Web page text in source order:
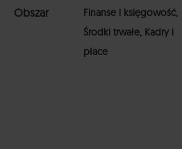
Obszar
Finanse i księgowość,
Środki trwałe, Kadry i
płace